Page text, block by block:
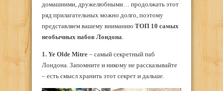
домашними, дружелюбными… продолжать этот
ряд прилагательных можно долго, поэтому
представляем вашему вниманию ТОП 10 самых
необычных пабов Лондона.
1. Ye Olde Mitre – самый секретный паб
Лондона. Запомните и никому не рассказывайте
– есть смысл хранить этот секрет и дальше.